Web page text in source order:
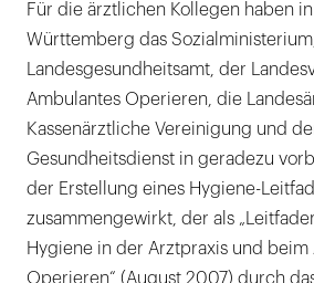
Für die ärztlichen Kollegen haben
Württemberg das
Landesgesundheitsamt, der
Ambulantes Operieren, die
Kassenärztliche Vereinigung und
Gesundheitsdienst in geradezu
der Erstellung eines Hygiene-
zusammengewirkt, der als
Hygiene in der Arztpraxis und beim
Operieren“ (August 2007) durch